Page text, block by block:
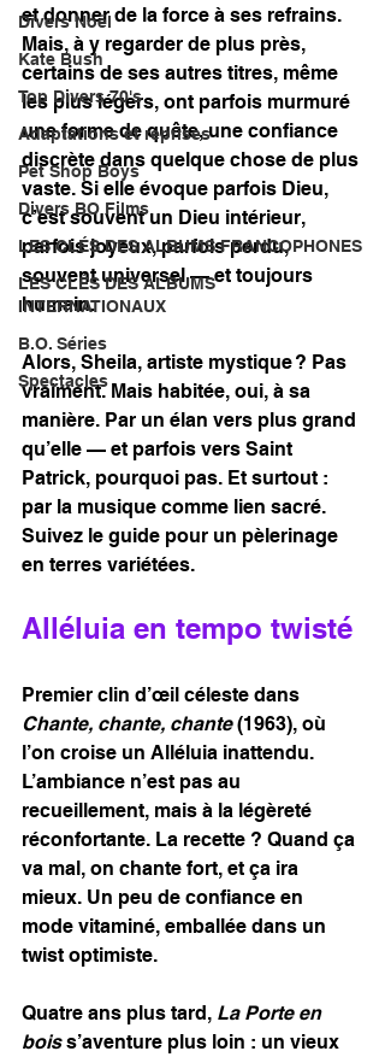
Divers Noël
Kate Bush
Top Divers 70's
Adaptations et reprises
Pet Shop Boys
Divers BO Films
LES CLÉS DES ALBUMS FRANCOPHONES
LES CLÉS DES ALBUMS
INTERNATIONAUX
B.O. Séries
Spectacles
et donner de la force à ses refrains.
Mais, à y regarder de plus près,
certains de ses autres titres, même
les plus légers, ont parfois murmuré
une forme de quête, une confiance
discrète dans quelque chose de plus
vaste. Si elle évoque parfois Dieu,
c’est souvent un Dieu intérieur,
parfois joyeux, parfois perdu,
souvent universel — et toujours
humain.
Alors, Sheila, artiste mystique ? Pas
vraiment. Mais habitée, oui, à sa
manière. Par un élan vers plus grand
qu’elle — et parfois vers Saint
Patrick, pourquoi pas. Et surtout :
par la musique comme lien sacré.
Suivez le guide pour un pèlerinage
en terres variétées.
Alléluia en tempo twisté
Premier clin d’œil céleste dans
Chante, chante, chante (1963), où
l’on croise un Alléluia inattendu.
L’ambiance n’est pas au
recueillement, mais à la légèreté
réconfortante. La recette ? Quand ça
va mal, on chante fort, et ça ira
mieux. Un peu de confiance en
mode vitaminé, emballée dans un
twist optimiste.
Quatre ans plus tard, La Porte en
bois s’aventure plus loin : un vieux